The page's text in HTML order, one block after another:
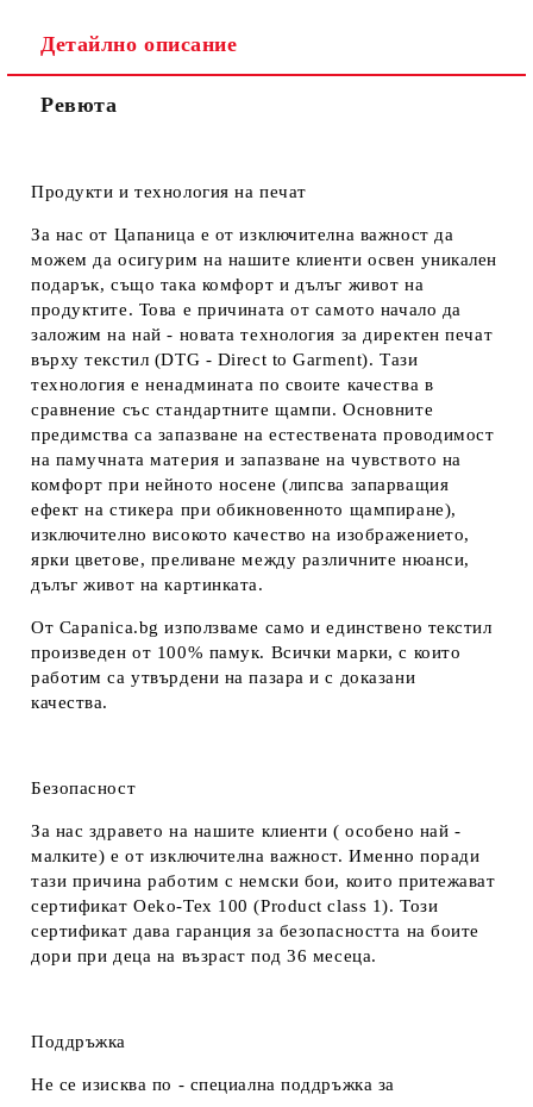
Детайлно описание
Ревюта
Продукти и технология на печат
За нас от Цапаница е от изключителна важност да
можем да осигурим на нашите клиенти освен уникален
подарък, също така комфорт и дълъг живот на
продуктите. Това е причината от самото начало да
заложим на най - новата технология за директен печат
върху текстил (DTG - Direct to Garment). Тази
технология е ненадмината по своите качества в
сравнение със стандартните щампи. Основните
предимства са запазване на естествената проводимост
на памучната материя и запазване на чувството на
комфорт при нейното носене (липсва запарващия
ефект на стикера при обикновенното щампиране),
изключително високото качество на изображението,
ярки цветове, преливане между различните нюанси,
дълъг живот на картинката.
От Capanica.bg използваме само и единствено текстил
произведен от 100% памук. Всички марки, с които
работим са утвърдени на пазара и с доказани
качества.
Безопасност
За нас здравето на нашите клиенти ( особено най -
малките) е от изключителна важност. Именно поради
тази причина работим с немски бои, които притежават
сертификат Oeko-Tex 100 (Product class 1). Този
сертификат дава гаранция за безопасността на боите
дори при деца на възраст под 36 месеца.
Поддръжка
Не се изисква по - специална поддръжка за